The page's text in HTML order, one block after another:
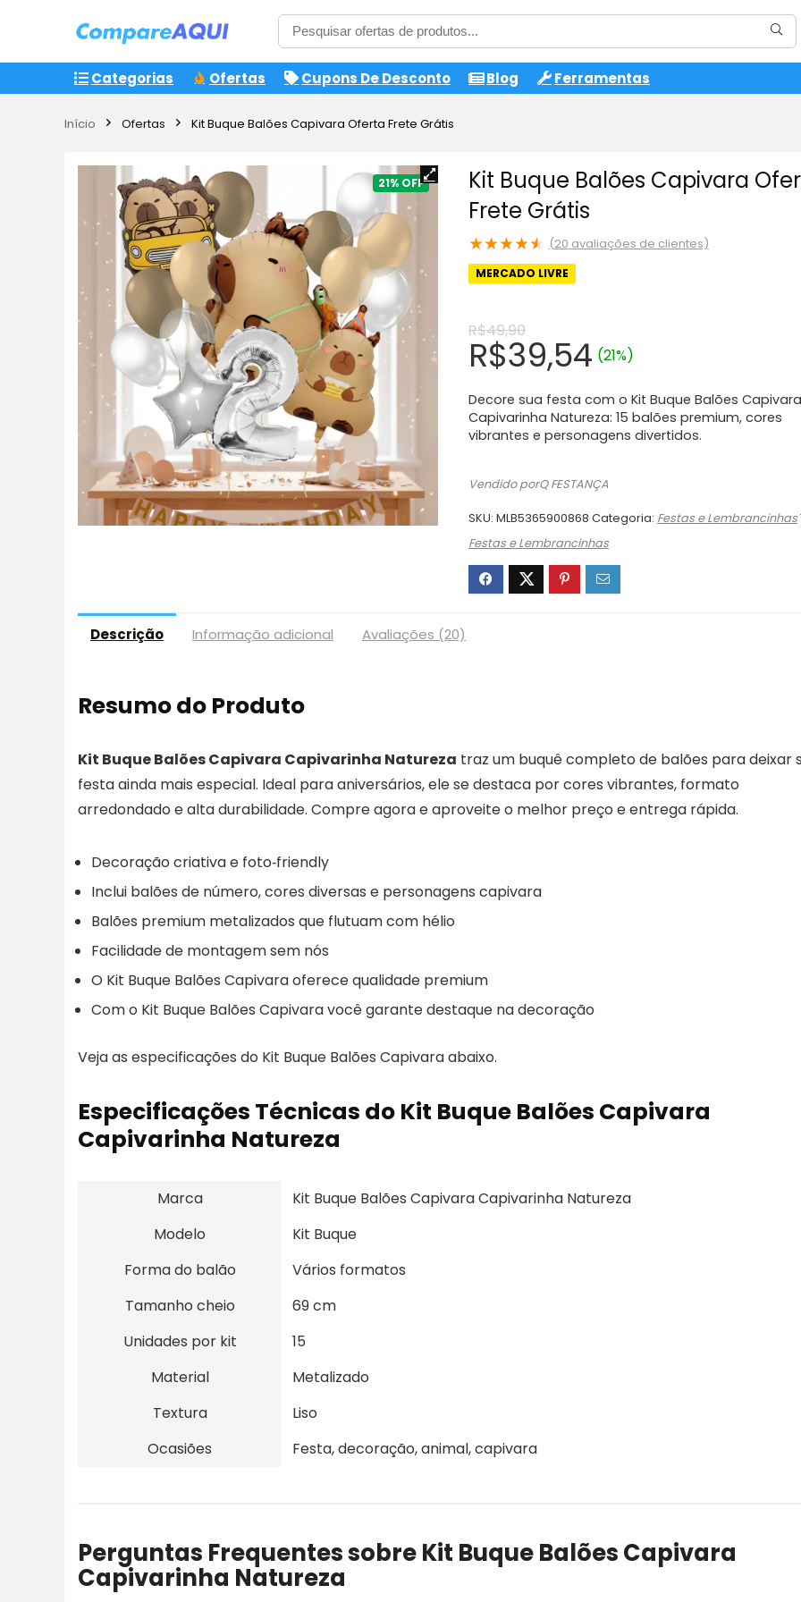
Categorias Ofertas Cupons De Desconto Blog Ferramentas
Início Ofertas Kit Buque Balões Capivara Oferta Frete Grátis
21%
Kit Buque Balões Capivara
Frete Grátis
★★★★★ (20 avaliações de clientes)
MERCADO LIVRE
R$49,90
O
preço
original
era:
R$49,90.
R$39,54O
atual
é:
R$39,54.
(21%)
Decore sua festa com o Kit Buque Balões Capivara
Capivarinha Natureza: 15 balões premium, cores
vibrantes e personagens divertidos.
Vendido porQ FESTANÇA
SKU: MLB5365900868 Categoria: Festas e Lembrancinhas
Festas e Lembrancinhas
Descrição Informação adicional Avaliações (20)
Resumo do Produto
Kit Buque Balões Capivara Capivarinha Natureza traz um buquê completo de balões para deixar
festa ainda mais especial. Ideal para aniversários, ele se destaca por cores vibrantes, formato
arredondado e alta durabilidade. Compre agora e aproveite o melhor preço e entrega rápida.
Decoração criativa e foto‑friendly
Inclui balões de número, cores diversas e personagens capivara
Balões premium metalizados que flutuam com hélio
Facilidade de montagem sem nós
O Kit Buque Balões Capivara oferece qualidade premium
Com o Kit Buque Balões Capivara você garante destaque na decoração
Veja as especificações do Kit Buque Balões Capivara abaixo.
Especificações Técnicas do Kit Buque Balões Capivara
Capivarinha Natureza
Marca
Kit Buque Balões Capivara Capivarinha Natureza
Modelo
Kit Buque
Forma do balão
Vários formatos
Tamanho cheio
69 cm
Unidades por kit
15
Material
Metalizado
Textura
Liso
Ocasiões
Festa, decoração, animal, capivara
Perguntas Frequentes sobre Kit Buque Balões Capivara
Capivarinha Natureza